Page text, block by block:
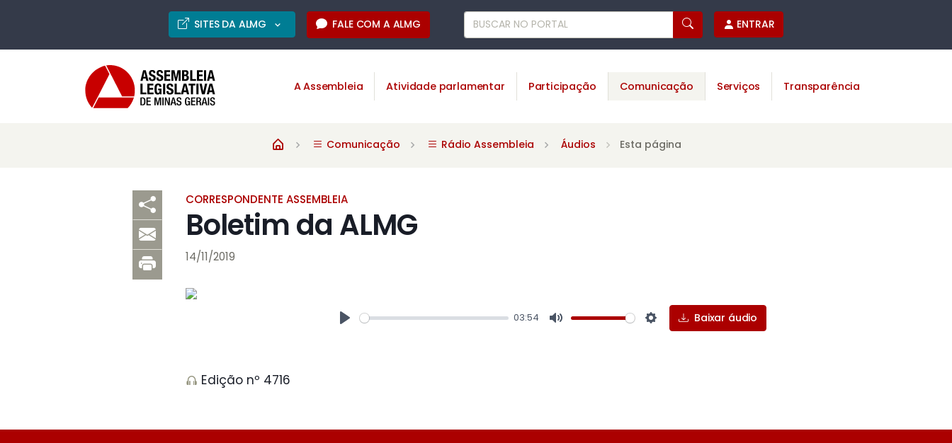
SITES DA ALMG FALE COM A ALMG ENTRAR
A Assembleia Atividade parlamentar Participação Comunicação Serviços Transparência
Comunicação Rádio Assembleia Áudios Esta página
CORRESPONDENTE ASSEMBLEIA
Boletim da ALMG
14/11/2019
03:54
Settings
Baixar áudio
Edição nº 4716